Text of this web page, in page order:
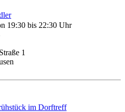
19:30 bis 22:30 Uhr
1
im Dorftreff